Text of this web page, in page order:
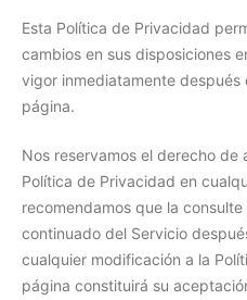
Esta Política de Privacidad
cambios en sus disposiciones
vigor inmediatamente después
página.
Nos reservamos el derecho
Política de Privacidad en
recomendamos que la
continuado del Servicio
cualquier modificación a la
página constituirá su